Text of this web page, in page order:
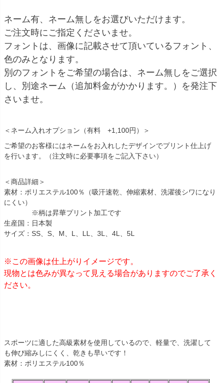
ネーム有、ネーム無しをお選びいただけます。
ご注文時にご指定くださいませ。
フォントは、画像に記載させて頂いているフォント、
色のみとなります。
別のフォントをご希望の場合は、ネーム無しをご選択
し、別途ネーム（追加料金がかかります。）を発注下
さいませ。
＜ネーム入れオプション（有料 +1,100円）＞
ご希望のお客様にはネームをお入れしたデザインでプリント仕上げ
を行います。（注文時に必要事項をご記入下さい）
＜商品詳細＞
素材：ポリエステル100％（吸汗速乾、伸縮素材、洗濯後シワになり
にくい）
※柄は昇華プリント加工です
生産国：日本製
サイズ：SS、S、M、L、LL、3L、4L、5L
※この画像は仕上がりイメージです。
現物とは色みが異なって見える場合がありますのでご了承く
ださい。
スポーツに適した高級素材を使用しているので、軽量で、洗濯して
も伸び縮みしにくく、乾きも早いです！
素材：ポリエステル100％